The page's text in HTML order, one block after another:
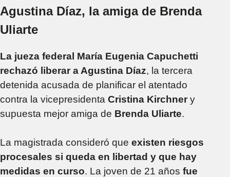
Agustina Díaz, la amiga de Brenda
Uliarte
La jueza federal María Eugenia Capuchetti
rechazó liberar a Agustina Díaz, la tercera
detenida acusada de planificar el atentado
contra la vicepresidenta Cristina Kirchnery
supuesta mejor amiga de Brenda Uliarte.
La magistrada consideró que existen riesgos
procesales si queda en libertad y que hay
medidas en curso. La joven de 21 años fue